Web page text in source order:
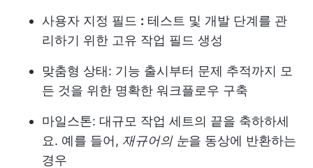
사용자 지정 필드 : 테스트 및 개발 단계를 관
리하기 위한 고유 작업 필드 생성
맞춤형 상태: 기능 출시부터 문제 추적까지 모
든 것을 위한 명확한 워크플로우 구축
마일스톤: 대규모 작업 세트의 끝을 축하하세
요. 예를 들어, 재규어의 눈을 동상에 반환하는
경우